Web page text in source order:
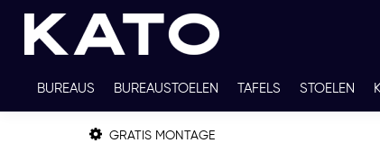
BUREAUS BUREAUSTOELEN TAFELS STOELEN
TWEEDEHANDS THUISWERKPLEKKEN
GRATIS MONTAGE